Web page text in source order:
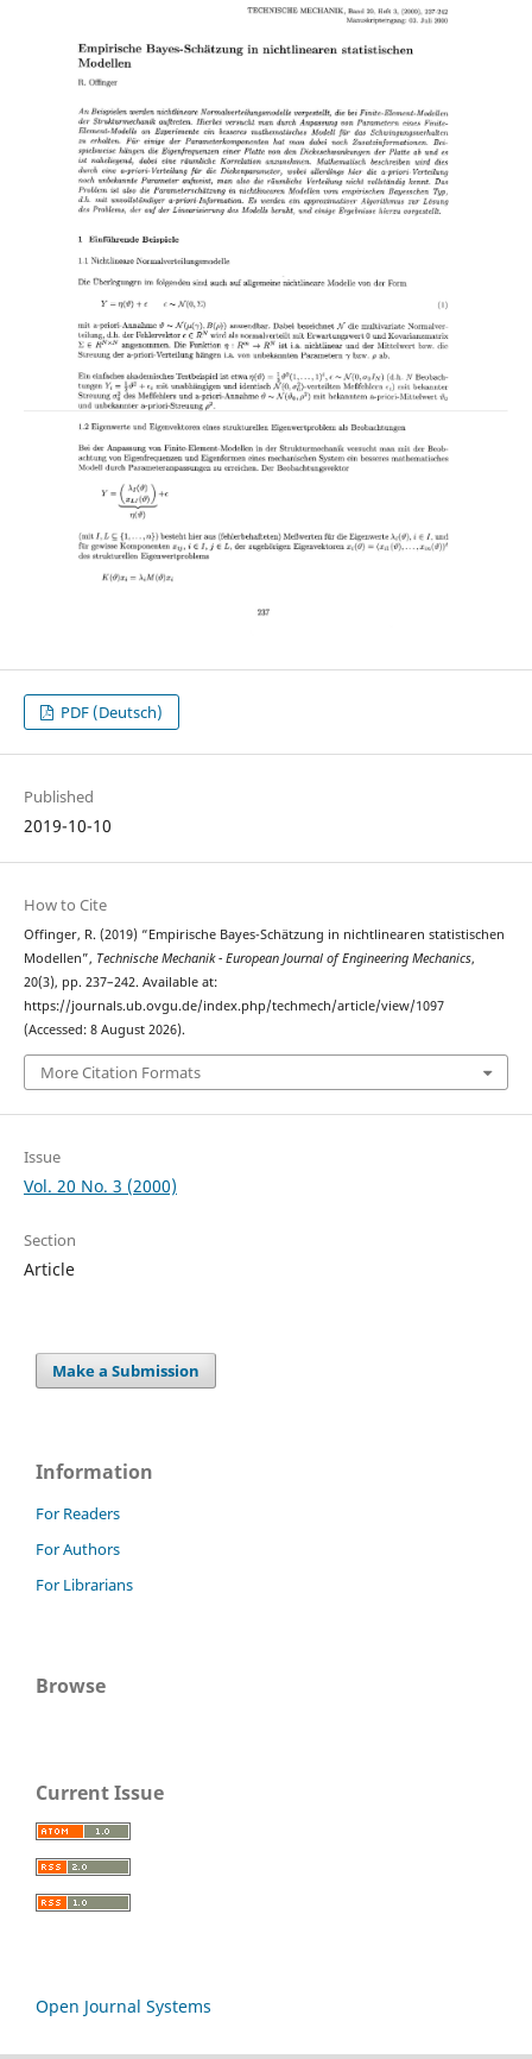
PDF (Deutsch)
Published
2019-10-10
How to Cite
Offinger, R. (2019) “Empirische Bayes-Schätzung in nichtlinearen statistischen
Modellen”, Technische Mechanik - European Journal of Engineering Mechanics,
20(3), pp. 237–242. Available at:
https://journals.ub.ovgu.de/index.php/techmech/article/view/1097
(Accessed: 8 August 2026).
More Citation Formats
Issue
Vol. 20 No. 3 (2000)
Section
Article
Make a Submission
Information
For Readers
For Authors
For Librarians
Browse
Current Issue
Open Journal Systems